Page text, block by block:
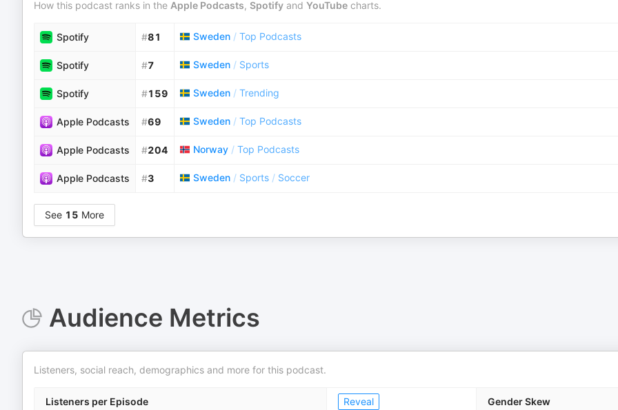
How this podcast ranks in the Apple Podcasts, Spotify and YouTube charts.
Spotify #81 Sweden / Top Podcasts
Spotify #7 Sweden / Sports
Spotify #159 Sweden / Trending
Apple Podcasts #69 Sweden / Top Podcasts
Apple Podcasts #204 Norway / Top Podcasts
Apple Podcasts #3 Sweden / Sports / Soccer
See 15 More
Audience Metrics
Listeners, social reach, demographics and more for this podcast.
Listeners per Episode Reveal Gender Skew